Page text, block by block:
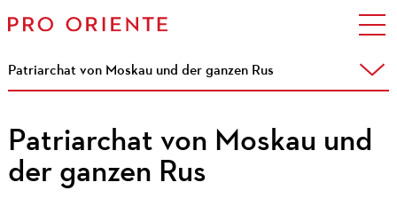
Patriarchat von Moskau und der ganzen Rus
Patriarchat von Moskau und
der ganzen Rus